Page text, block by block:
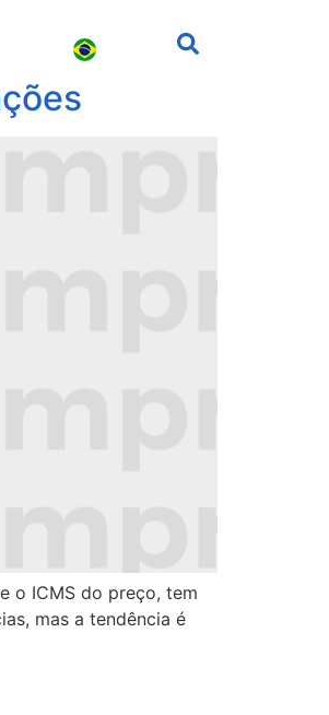
o ICMS do preço, tem
mas a tendência é